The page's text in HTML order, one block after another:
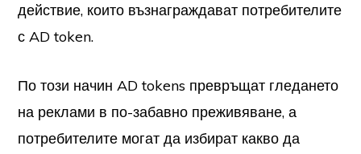
действие, които възнаграждават потребителите
с AD token.
По този начин AD tokens превръщат гледането
на реклами в по-забавно преживяване, а
потребителите могат да избират какво да